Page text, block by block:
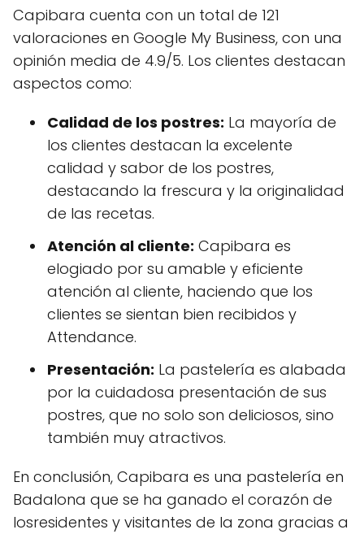
Capibara cuenta con un total de 121
valoraciones en Google My Business, con una
opinión media de 4.9/5. Los clientes destacan
aspectos como:
Calidad de los postres: La mayoría de
los clientes destacan la excelente
calidad y sabor de los postres,
destacando la frescura y la originalidad
de las recetas.
Atención al cliente: Capibara es
elogiado por su amable y eficiente
atención al cliente, haciendo que los
clientes se sientan bien recibidos y
Attendance.
Presentación: La pastelería es alabada
por la cuidadosa presentación de sus
postres, que no solo son deliciosos, sino
también muy atractivos.
En conclusión, Capibara es una pastelería en
Badalona que se ha ganado el corazón de
losresidentes y visitantes de la zona gracias a